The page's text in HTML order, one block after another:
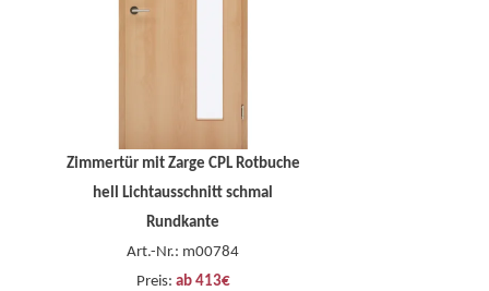
Zimmertür mit Zarge CPL Rotbuche
hell Lichtausschnitt schmal
Rundkante
Art.-Nr.: m00784
Preis: ab 413€